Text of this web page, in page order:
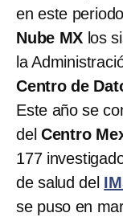
en este
Nube MX los
la
Centro de
Este año se
del Centro
177
de salud del
se puso en